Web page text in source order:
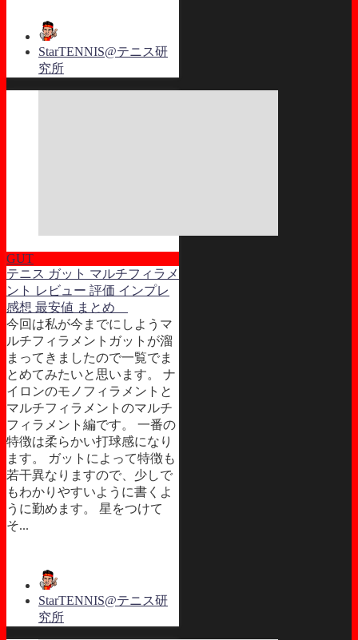
StarTENNIS@テニス研
究所
GUT
テニス ガット マルチフィラメ
ント レビュー 評価 インプレ
感想 最安値 まとめ
今回は私が今までにしようマ
ルチフィラメントガットが溜
まってきましたので一覧でま
とめてみたいと思います。 ナ
イロンのモノフィラメントと
マルチフィラメントのマルチ
フィラメント編です。 一番の
特徴は柔らかい打球感になり
ます。 ガットによって特徴も
若干異なりますので、少しで
もわかりやすいように書くよ
うに勤めます。 星をつけて
そ...
StarTENNIS@テニス研
究所